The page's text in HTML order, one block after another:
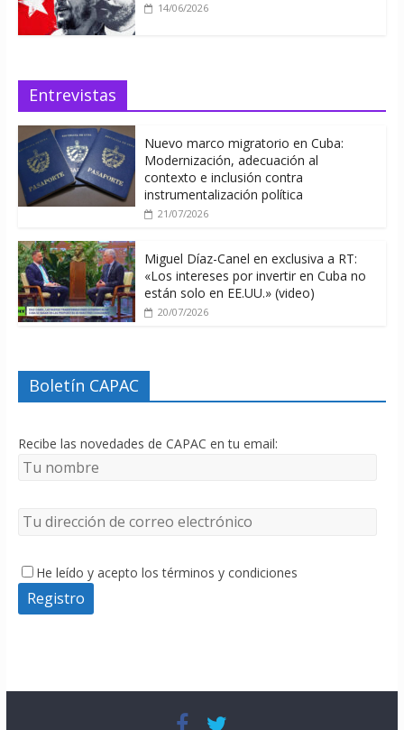
14/06/2026
Entrevistas
Nuevo marco migratorio en Cuba:
Modernización, adecuación al
contexto e inclusión contra
instrumentalización política
21/07/2026
Miguel Díaz-Canel en exclusiva a RT:
«Los intereses por invertir en Cuba no
están solo en EE.UU.» (video)
20/07/2026
Boletín CAPAC
Recibe las novedades de CAPAC en tu email:
He leído y acepto los términos y condiciones